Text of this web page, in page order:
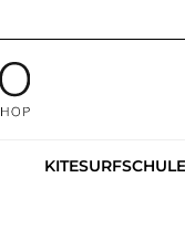
KITESURFSCHULE